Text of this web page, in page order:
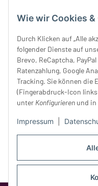
Wie wir Cookies &
Durch Klicken auf „Alle
folgender Dienste auf
Brevo, ReCaptcha,
Ratenzahlung, Google
Tracking. Sie können die
(Fingerabdruck-Icon
unter Konfigurieren und in
Impressum
Donnerstag:
Samstag:
Unser Service
Rechtliches